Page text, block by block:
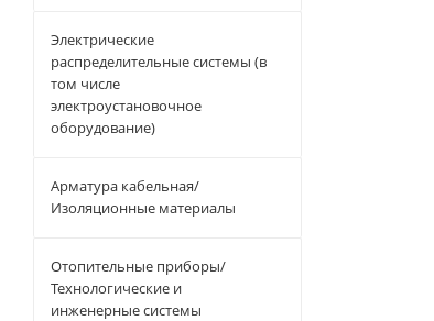
Электрические
распределительные системы (в
том числе
электроустановочное
оборудование)
Арматура кабельная/
Изоляционные материалы
Отопительные приборы/
Технологические и
инженерные системы